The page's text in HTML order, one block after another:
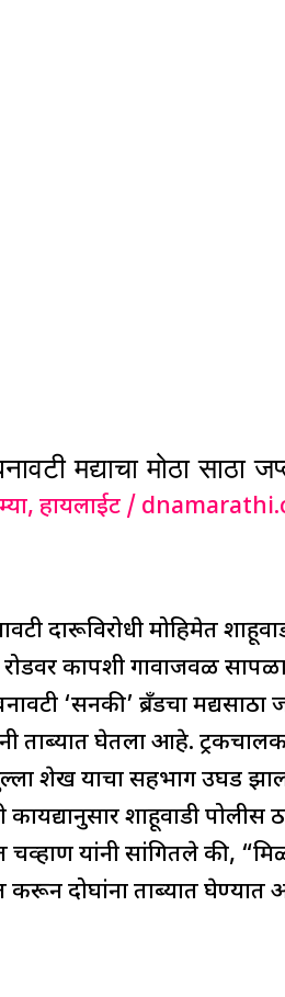
मद्याचा मोठा साठा
,हायलाईट /
दारूविरोधी मोहिमेत
कापशी गावाजवळ
‘सनकी’ ब्रँडचा
ताब्यात घेतला आहे.
शेख याचा सहभाग उघड
कायद्यानुसार शाहूवाडी
यांनी सांगितले की,
करून दोघांना ताब्यात